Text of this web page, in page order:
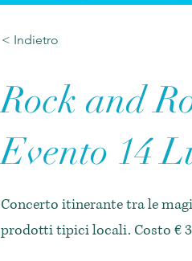
< Indietro
Rock and
Evento 14
Concerto itinerante tra le
prodotti tipici locali. Costo €